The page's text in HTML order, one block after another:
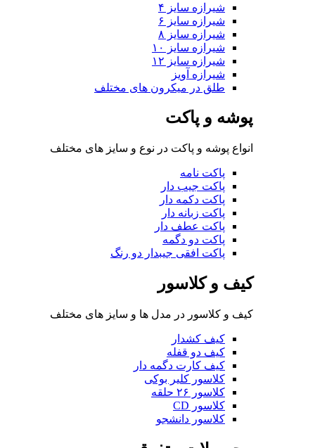
شیرازه سایز ۴
شیرازه سایز ۶
شیرازه سایز ۸
شیرازه سایز ۱۰
شیرازه سایز ۱۲
شیرازه آویز
طلق در میکرون های مختلف
پوشه و پاکت
انواع پوشه و پاکت در نوع و سایز های مختلف
پاکت نامه
پاکت جیب دار
پاکت دکمه دار
پاکت زبانه دار
پاکت عطف دار
پاکت دو دگمه
پاکت افقی جیبدار دو رنگ
کیف و کلاسور
کیف و کلاسور در مدل ها و سایز های مختلف
کیف کشدار
کیف دو قفله
کیف کارت دگمه دار
کلاسور کلیر بوکی
کلاسور ۲۶ حلقه
کلاسور CD
کلاسور دانشجو